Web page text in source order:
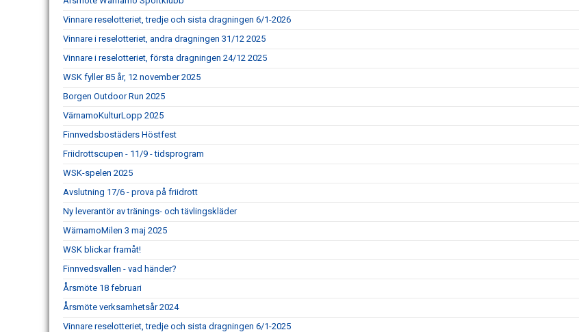
Vinnare reselotteriet, tredje och sista dragningen 6/1-2026
Vinnare i reselotteriet, andra dragningen 31/12 2025
Vinnare i reselotteriet, första dragningen 24/12 2025
WSK fyller 85 år, 12 november 2025
Borgen Outdoor Run 2025
VärnamoKulturLopp 2025
Finnvedsbostäders Höstfest
Friidrottscupen - 11/9 - tidsprogram
WSK-spelen 2025
Avslutning 17/6 - prova på friidrott
Ny leverantör av tränings- och tävlingskläder
WärnamoMilen 3 maj 2025
WSK blickar framåt!
Finnvedsvallen - vad händer?
Årsmöte 18 februari
Årsmöte verksamhetsår 2024
Vinnare reselotteriet, tredje och sista dragningen 6/1-2025